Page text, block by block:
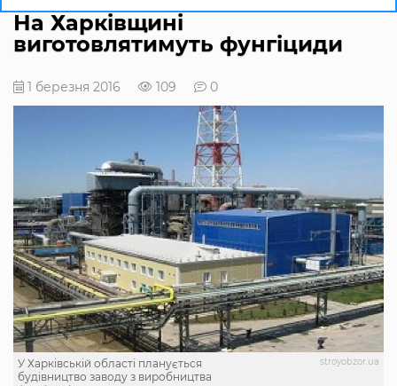
На Харківщині
виготовлятимуть фунгіциди
1 березня 2016 109 0
stroyobzor.ua
У Харківській області планується
будівництво заводу з виробництва